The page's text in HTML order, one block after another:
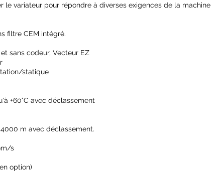
variateur pour répondre à diverses exigences de la machine
filtre CEM intégré.
sans codeur, Vecteur EZ
statique
+60°C avec déclassement
m avec déclassement.
s
option)